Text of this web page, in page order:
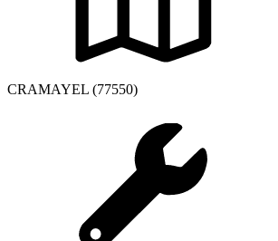
CRAMAYEL (77550)